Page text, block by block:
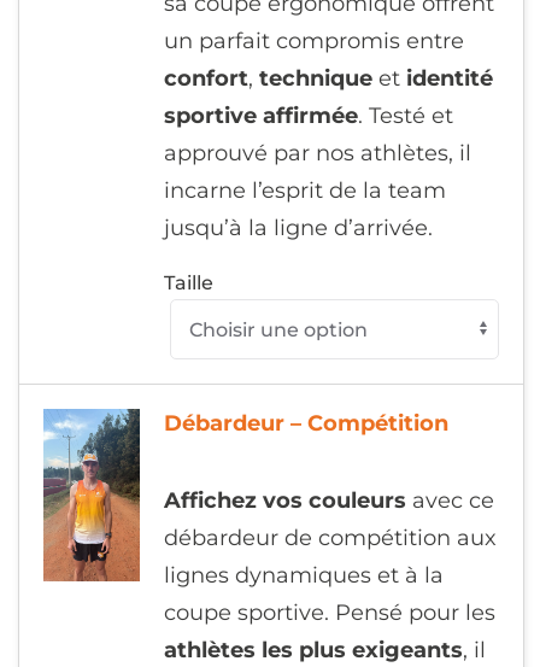
un parfait compromis entre
confort, technique et identité
sportive affirmée. Testé et
approuvé par nos athlètes, il
incarne l’esprit de la team
jusqu’à la ligne d’arrivée.
Taille
Débardeur – Compétition
Affichez vos couleurs avec ce
débardeur de compétition aux
lignes dynamiques et à la
coupe sportive. Pensé pour les
athlètes les plus exigeants, il